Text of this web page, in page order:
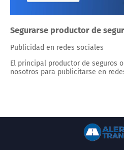
Segurarse productor de
Publicidad en redes sociales
El principal productor de seguros
nosotros para publicitarse en